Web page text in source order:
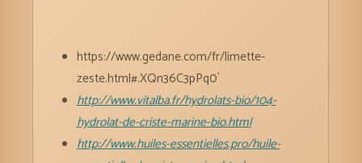
https://www.gedane.com/fr/limette-
zeste.html#.XQn36C3pPq0`
http://www.vitalba.fr/hydrolats-bio/104-
hydrolat-de-criste-marine-bio.html
http://www.huiles-essentielles.pro/huile-